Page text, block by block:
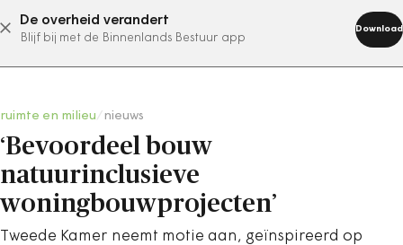
De overheid verandert
Blijf bij met de Binnenlands Bestuur app
Download
abonneer nu
ruimte en milieu nieuws
‘Bevoordeel bouw
natuurinclusieve
woningbouwprojecten’
Tweede Kamer neemt motie aan, geïnspireerd op